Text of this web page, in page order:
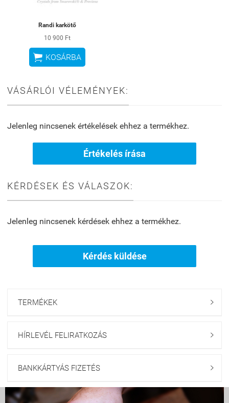
Randi karkötő
10 900 Ft
 KOSÁRBA
VÁSÁRLÓI VÉLEMÉNYEK:
Jelenleg nincsenek értékelések ehhez a termékhez.
Értékelés írása
KÉRDÉSEK ÉS VÁLASZOK:
Jelenleg nincsenek kérdések ehhez a termékhez.
Kérdés küldése
TERMÉKEK 
HÍRLEVÉL FELIRATKOZÁS 
BANKKÁRTYÁS FIZETÉS 